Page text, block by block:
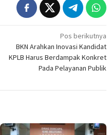
Pos berikutnya
BKN Arahkan Inovasi Kandidat
KPLB Harus Berdampak Konkret
Pada Pelayanan Publik